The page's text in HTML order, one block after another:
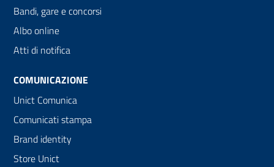
Bandi, gare e concorsi
Albo online
Atti di notifica
COMUNICAZIONE
Unict Comunica
Comunicati stampa
Brand identity
Store Unict